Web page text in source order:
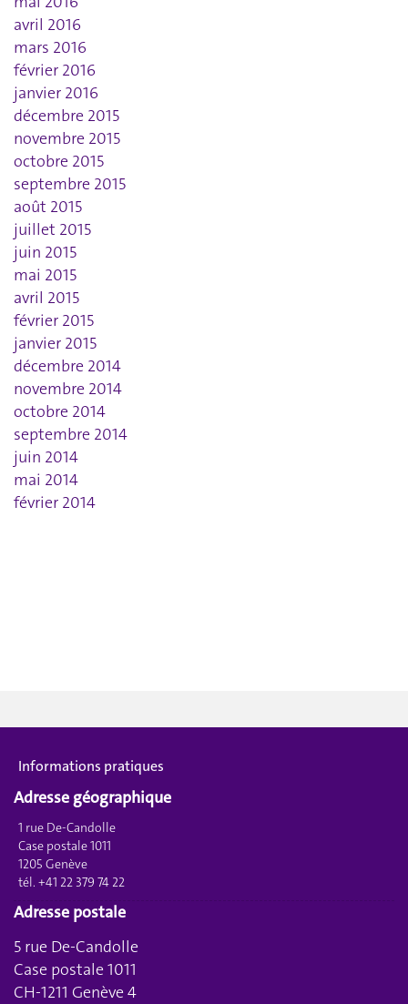
avril 2016
mars 2016
février 2016
janvier 2016
décembre 2015
novembre 2015
octobre 2015
septembre 2015
août 2015
juillet 2015
juin 2015
mai 2015
avril 2015
février 2015
janvier 2015
décembre 2014
novembre 2014
octobre 2014
septembre 2014
juin 2014
mai 2014
février 2014
Informations pratiques
Adresse géographique
1 rue De-Candolle
Case postale 1011
1205 Genève
tél. +41 22 379 74 22
Adresse postale
5 rue De-Candolle
Case postale 1011
CH-1211 Genève 4